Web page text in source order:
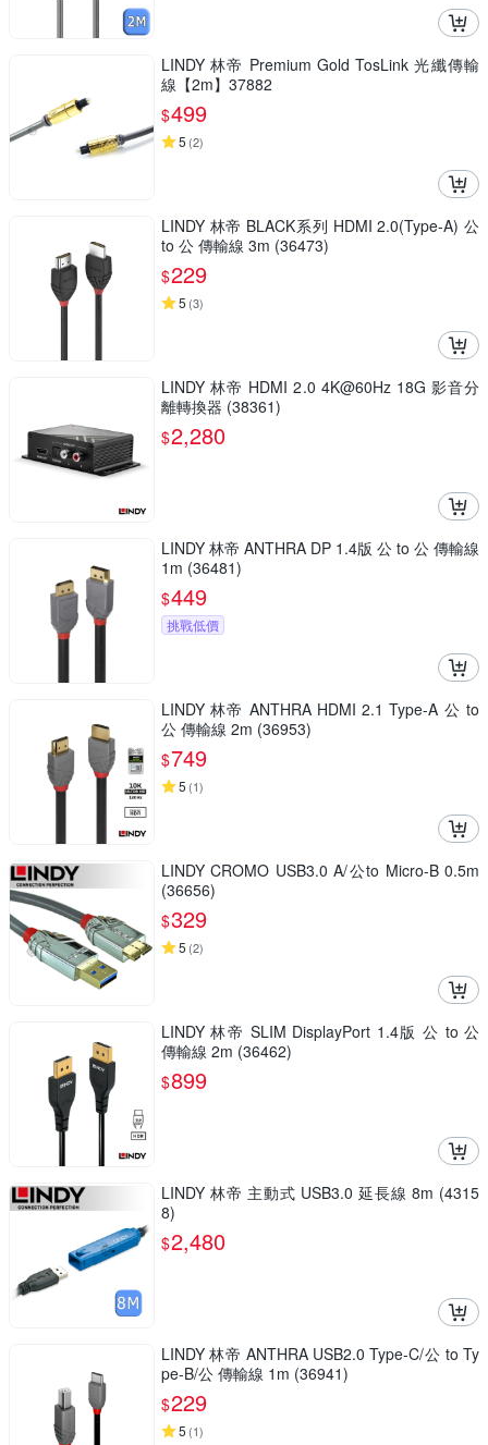
LINDY 林帝 Premium Gold TosLink 光纖傳輸
線【2m】37882
$499
5 (2)
LINDY 林帝 BLACK系列 HDMI 2.0(Type-A) 公
to 公 傳輸線 3m (36473)
$229
5 (3)
LINDY 林帝 HDMI 2.0 4K@60Hz 18G 影音分
離轉換器 (38361)
$2,280
LINDY 林帝 ANTHRA DP 1.4版 公 to 公 傳輸線
1m (36481)
$449
挑戰低價
LINDY 林帝 ANTHRA HDMI 2.1 Type-A 公 to
公 傳輸線 2m (36953)
$749
5 (1)
LINDY CROMO USB3.0 A/公to Micro-B 0.5m
(36656)
$329
5 (2)
LINDY 林帝 SLIM DisplayPort 1.4版 公 to 公
傳輸線 2m (36462)
$899
LINDY 林帝 主動式 USB3.0 延長線 8m (4315
8)
$2,480
LINDY 林帝 ANTHRA USB2.0 Type-C/公 to Ty
pe-B/公 傳輸線 1m (36941)
$229
5 (1)